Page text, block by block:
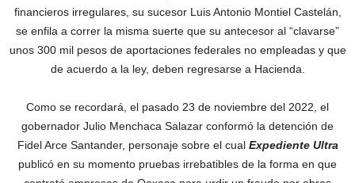
financieros irregulares, su sucesor Luis Antonio Montiel Castelán,
se enfila a correr la misma suerte que su antecesor al “clavarse”
unos 300 mil pesos de aportaciones federales no empleadas y que
de acuerdo a la ley, deben regresarse a Hacienda.
Como se recordará, el pasado 23 de noviembre del 2022, el
gobernador Julio Menchaca Salazar conformó la detención de
Fidel Arce Santander, personaje sobre el cual Expediente Ultra
publicó en su momento pruebas irrebatibles de la forma en que